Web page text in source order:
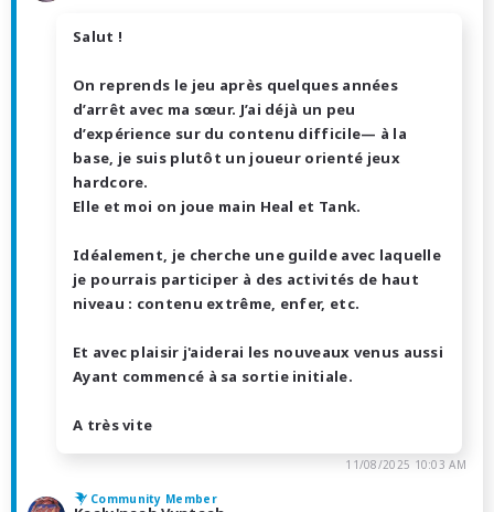
Salut !
On reprends le jeu après quelques années
d’arrêt avec ma sœur. J’ai déjà un peu
d’expérience sur du contenu difficile— à la
base, je suis plutôt un joueur orienté jeux
hardcore.
Elle et moi on joue main Heal et Tank.
Idéalement, je cherche une guilde avec laquelle
je pourrais participer à des activités de haut
niveau : contenu extrême, enfer, etc.
Et avec plaisir j'aiderai les nouveaux venus aussi
Ayant commencé à sa sortie initiale.
A très vite
11/08/2025 10:03 AM
Community Member